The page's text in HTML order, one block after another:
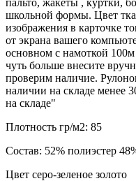
пальто, жакеты , куртки,
школьной формы. Цвет
изображения в карточке
от экрана вашего
основном с намоткой
чуть больше внесите
проверим наличие.
наличии на складе менее
на складе"
Плотность гр/м2: 85
Состав: 52% полиэстер
Цвет серо-зеленое золото